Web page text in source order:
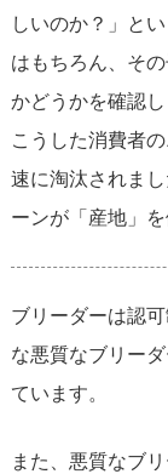
しいのか？」と
はもちろん、そ
かどうかを確認し
こうした消費者
速に淘汰されま
ーンが「産地」
ブリーダーは認
な悪質なブリー
ています。
また、悪質なブ